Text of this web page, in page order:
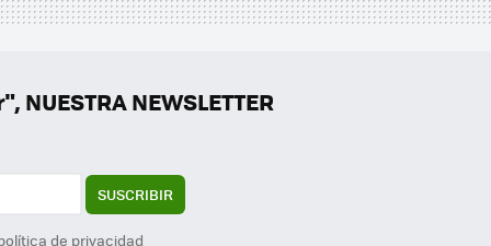
NEWSLETTER
SUSCRIBIR
de privacidad